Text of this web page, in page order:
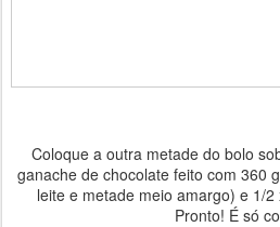
Coloque a outra metade do bolo
ganache de chocolate feito com 360
leite e metade meio amargo) e 1/
Pronto! É só